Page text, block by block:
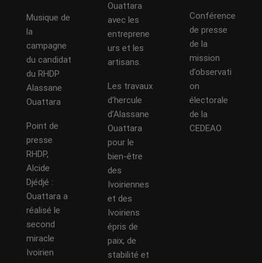
Musique de
la
campagne
du candidat
du RHDP
Alassane
Ouattara
Point de
presse
RHDP,
Alcide
Djédjé :
Ouattara a
réalisé le
second
miracle
Ivoirien
Ouattara
avec les
entreprene
urs et les
artisans.
Les travaux
d’hercule
d’Alassane
Ouattara
pour le
bien-être
des
Ivoiriennes
et des
Ivoiriens
épris de
paix, de
stabilité et
Conférence
de presse
de la
mission
d’observati
on
électorale
de la
CEDEAO